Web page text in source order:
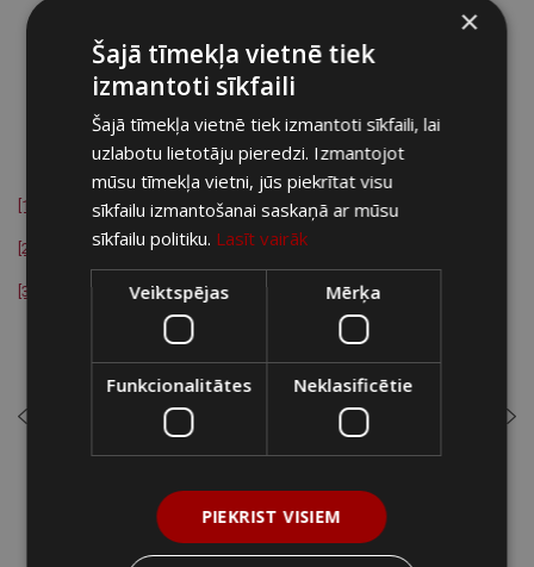
[1] http://aaa.veclaicene.lv/maleniesi-un-maleniesu-valoda
[2] https://www.la.lv/malenietis-ir-stipris-ka-pipris
[3] https://www.tvnet.lv/4523174/nekautrejas-but-par-maleniesiem
iepriekšējais
ATPAKAĻ UZ
JAUNUMIEM
×
Šajā tīmekļa vietnē tiek
izmantoti sīkfaili
Šajā tīmekļa vietnē tiek izmantoti sīkfaili, lai
uzlabotu lietotāju pieredzi. Izmantojot
mūsu tīmekļa vietni, jūs piekrītat visu
sīkfailu izmantošanai saskaņā ar mūsu
sīkfailu politiku. Lasīt vairāk
Veiktspējas Mērķa
Funkcionalitātes Neklasificētie
PIEKRIST VISIEM